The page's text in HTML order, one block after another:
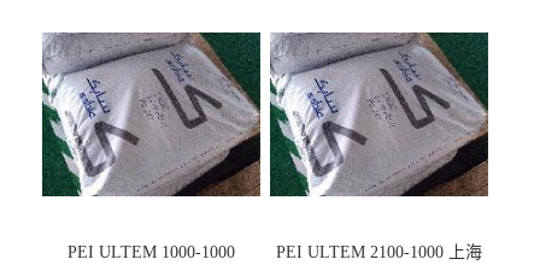
PEI ULTEM 1000-1000
PEI ULTEM 2100-1000 上海